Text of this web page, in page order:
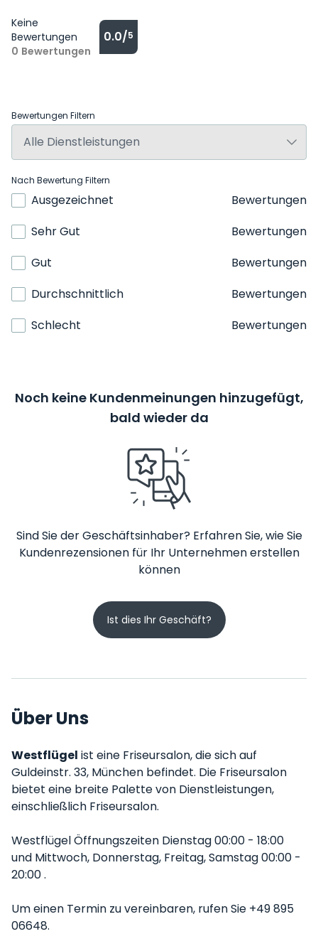
Keine
Bewertungen
0 Bewertungen
0.0/5
Bewertungen Filtern
Nach Bewertung Filtern
Ausgezeichnet
Bewertungen
Sehr Gut
Bewertungen
Gut
Bewertungen
Durchschnittlich
Bewertungen
Schlecht
Bewertungen
Noch keine Kundenmeinungen hinzugefügt,
bald wieder da
Sind Sie der Geschäftsinhaber? Erfahren Sie, wie Sie
Kundenrezensionen für Ihr Unternehmen erstellen
können
Ist dies Ihr Geschäft?
Über Uns
Westflügel ist eine Friseursalon, die sich auf
Guldeinstr. 33, München befindet. Die Friseursalon
bietet eine breite Palette von Dienstleistungen,
einschließlich Friseursalon.
Westflügel Öffnungszeiten Dienstag 00:00 - 18:00
und Mittwoch, Donnerstag, Freitag, Samstag 00:00 -
20:00 .
Um einen Termin zu vereinbaren, rufen Sie +49 895
06648.